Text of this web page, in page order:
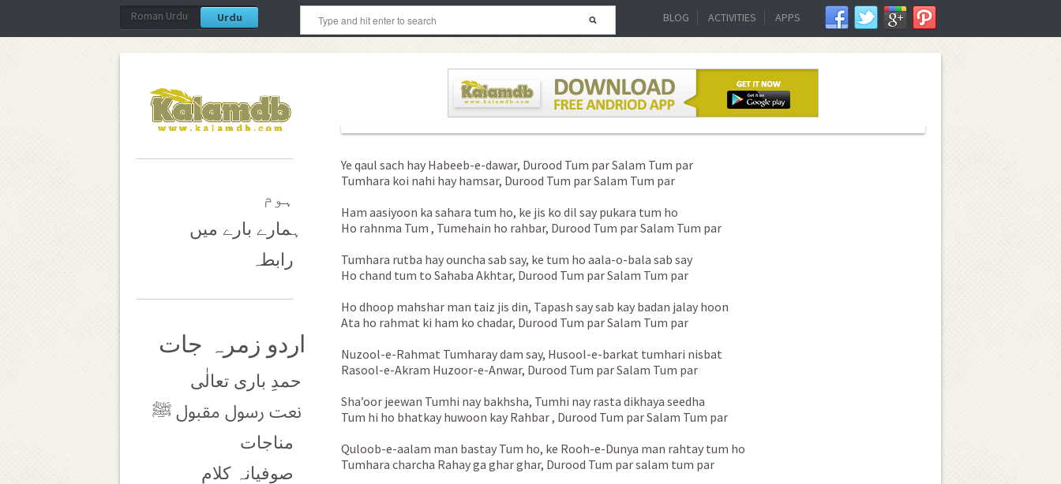
Roman Urdu Urdu BLOG ACTIVITIES APPS
ہوم
ہمارے بارے میں
رابطہ
اردو زمرہ جات
حمدِ باری تعالٰی
نعت رسول مقبول ﷺ
مناجات
صوفیانہ کلام
Ye qaul sach hay Habeeb-e-dawar, Durood Tum par Salam Tum par
Tumhara koi nahi hay hamsar, Durood Tum par Salam Tum par
Ham aasiyoon ka sahara tum ho, ke jis ko dil say pukara tum ho
Ho rahnma Tum , Tumehain ho rahbar, Durood Tum par Salam Tum par
Tumhara rutba hay ouncha sab say, ke tum ho aala-o-bala sab say
Ho chand tum to Sahaba Akhtar, Durood Tum par Salam Tum par
Ho dhoop mahshar man taiz jis din, Tapash say sab kay badan jalay hoon
Ata ho rahmat ki ham ko chadar, Durood Tum par Salam Tum par
Nuzool-e-Rahmat Tumharay dam say, Husool-e-barkat tumhari nisbat
Rasool-e-Akram Huzoor-e-Anwar, Durood Tum par Salam Tum par
Sha’oor jeewan Tumhi nay bakhsha, Tumhi nay rasta dikhaya seedha
Tum hi ho bhatkay huwoon kay Rahbar , Durood Tum par Salam Tum par
Quloob-e-aalam man bastay Tum ho, ke Rooh-e-Dunya man rahtay tum ho
Tumhara charcha Rahay ga ghar ghar, Durood Tum par salam tum par